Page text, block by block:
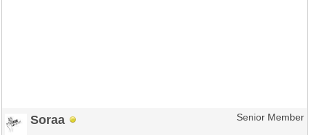
Soraa Senior Member